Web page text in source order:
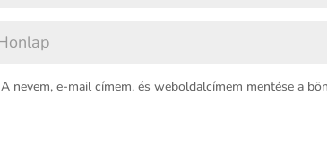
A nevem, e-mail címem, és weboldalcímem mentése a